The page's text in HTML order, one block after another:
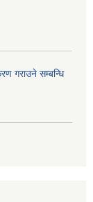
गराउने सम्बन्धि